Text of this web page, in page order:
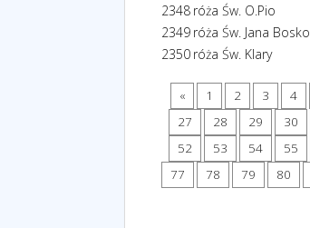
2348 róża Św. O.Pio
2349 róża Św. Jana Bosko
2350 róża Św. Klary
« 1 2 3 4
27
28 29 30
52
53 54 55
77
78 79 80